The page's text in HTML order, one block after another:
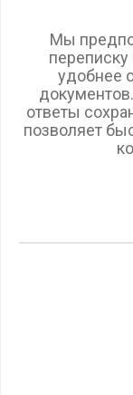
Мы
удобнее
ответы
позволяет